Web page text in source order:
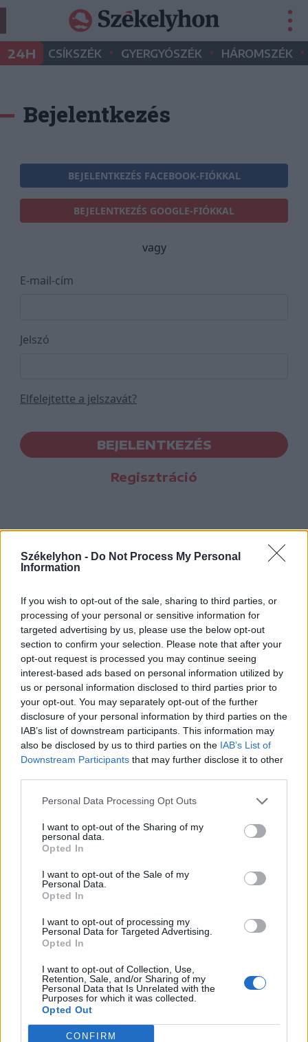
Székelyhon - Do Not Process My Personal
Information
If you wish to opt-out of the sale, sharing to third parties, or
processing of your personal or sensitive information for
targeted advertising by us, please use the below opt-out
section to confirm your selection. Please note that after your
opt-out request is processed you may continue seeing
interest-based ads based on personal information utilized by
us or personal information disclosed to third parties prior to
your opt-out. You may separately opt-out of the further
disclosure of your personal information by third parties on the
IAB’s list of downstream participants. This information may
also be disclosed by us to third parties on the IAB’s List of
Downstream Participants that may further disclose it to other
Personal Data Processing Opt Outs
I want to opt-out of the Sharing of my
personal data.
Opted In
I want to opt-out of the Sale of my
Personal Data.
Opted In
I want to opt-out of processing my
Personal Data for Targeted Advertising.
Opted In
I want to opt-out of Collection, Use,
Retention, Sale, and/or Sharing of my
Personal Data that Is Unrelated with the
Purposes for which it was collected.
Opted Out
CONFIRM
24H CSÍKSZÉK • GYERGYÓSZÉK • HÁROMSZÉK •
Bejelentkezés
BEJELENTKEZÉS FACEBOOK-FIÓKKAL
BEJELENTKEZÉS GOOGLE-FIÓKKAL
vagy
E-mail-cím
Jelszó
Elfelejtette a jelszavát?
BEJELENTKEZÉS
Regisztráció
Hasznos
Impresszum
Szerzői jogok
Adatvédelmi tájékoztató
Cookie-kezelési tájékoztató
Hozzászólási szabályzat
Nyomtatott lapjaink archívuma
Székely Hírmondó archívuma
Sütibeállítások
Médiatér
Liget
Krónika
Bihari Napló
Erdélyi Napló